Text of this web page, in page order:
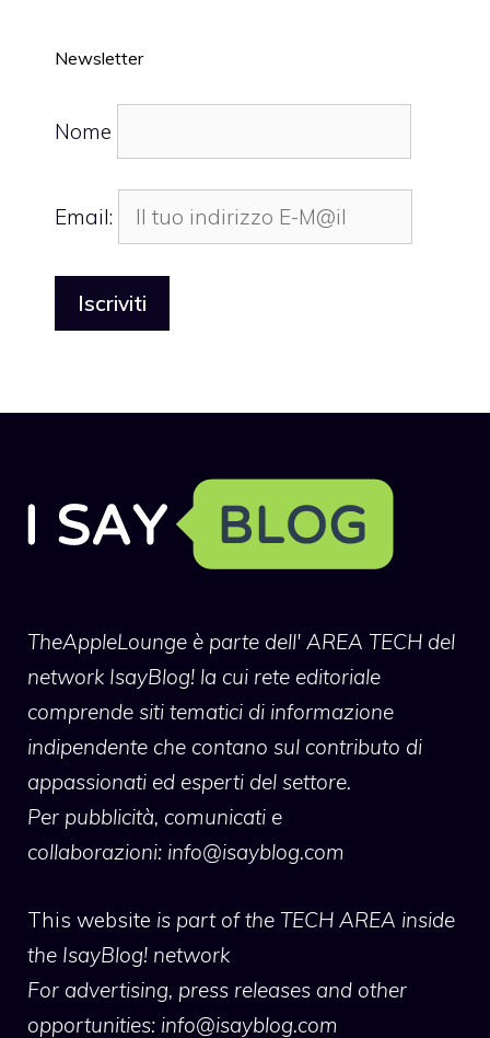
Newsletter
Nome
Email:
TheAppleLounge è parte dell' AREA TECH del
network IsayBlog! la cui rete editoriale
comprende siti tematici di informazione
indipendente che contano sul contributo di
appassionati ed esperti del settore.
Per pubblicità, comunicati e
collaborazioni: info@isayblog.com
This website is part of the TECH AREA inside
the IsayBlog! network
For advertising, press releases and other
opportunities: info@isayblog.com